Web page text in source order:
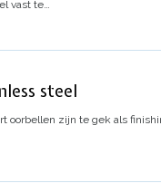
vast te…
steel
oorbellen zijn te gek als